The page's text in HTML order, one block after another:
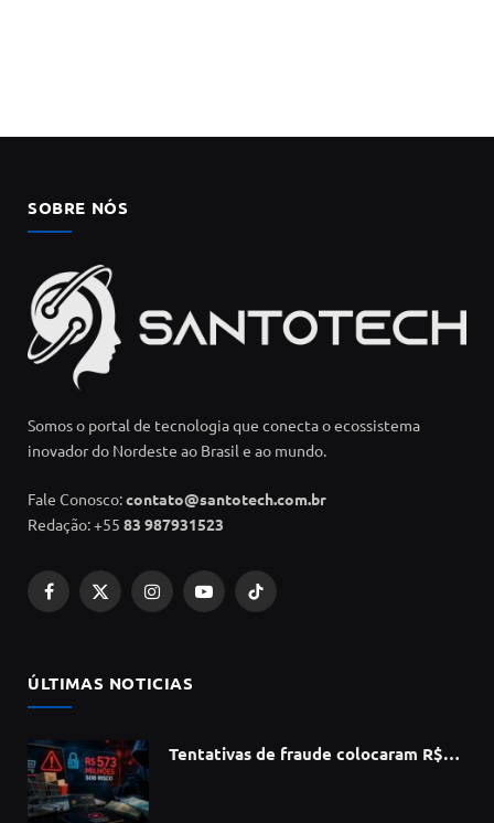
SOBRE NÓS
Somos o portal de tecnologia que conecta o ecossistema
inovador do Nordeste ao Brasil e ao mundo.
Fale Conosco:contato@santotech.com.br
Redação: +55 83 987931523
Facebook
X
InstagramYouTubeTikTok
ÚLTIMAS NOTICIAS
Tentativas de fraude colocaram R$